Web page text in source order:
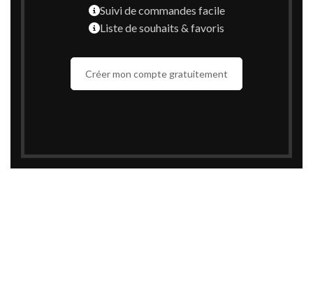
Suivi de commandes facile
Liste de souhaits & favoris
Créer mon compte gratuitement